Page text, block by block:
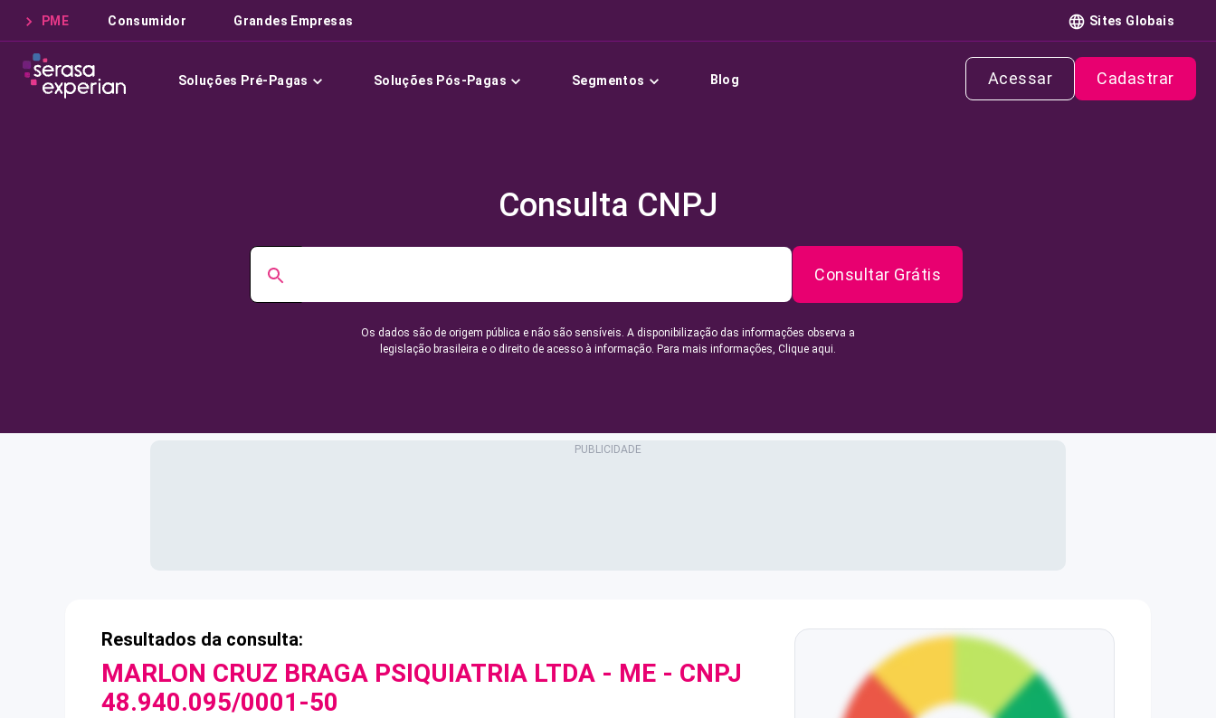
PME Consumidor Grandes Empresas Sites Globais
Soluções Pré-Pagas Soluções Pós-Pagas Segmentos Blog Acessar Cadastrar
Consulta CNPJ
Consultar Grátis
Os dados são de origem pública e não são sensíveis. A disponibilização das informações observa a
legislação brasileira e o direito de acesso à informação. Para mais informações, Clique aqui.
Resultados da consulta:
MARLON CRUZ BRAGA PSIQUIATRIA LTDA - ME - CNPJ
48.940.095/0001-50